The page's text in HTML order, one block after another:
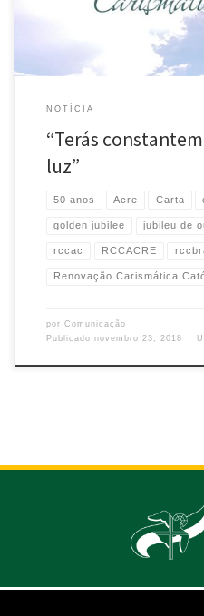
NOTÍCIA
“Terás
luz”
50 anos Acre Carta
golden jubilee jubileu de
rccac RCCACRE
Renovação Carismática
por Comunicação
Publicado novembro 23, 2018